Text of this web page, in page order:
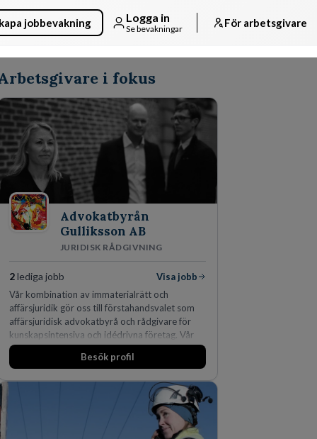
jobbevakning Logga in
Se bevakningar För arbetsgivare
i fokus
Advokatbyrån
Gulliksson AB
JURIDISK RÅDGIVNING
2lediga jobb
Visa jobb
Vår kombination av immaterialrätt och
affärsjuridik gör oss till förstahandsvalet som
affärsjuridisk advokatbyrå och rådgivare för
kunskapsintensiva och idédrivna företag. Vår
expertis inom IP-tillgångar har gett oss en
marknadsledande position. Våra klienter väljer
skydda, utveckla och kommersialisera
Besök profil